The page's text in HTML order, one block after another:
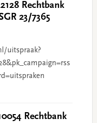
Rechtbank
23/7365
uitspraak?
Rechtbank